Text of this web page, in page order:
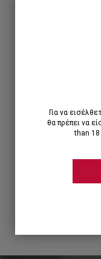
Για να
θα πρέπει να
than 18